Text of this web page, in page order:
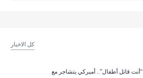
كل الاخبار
“أنت قاتل أطفال”.. أميركي يتشاجر مع